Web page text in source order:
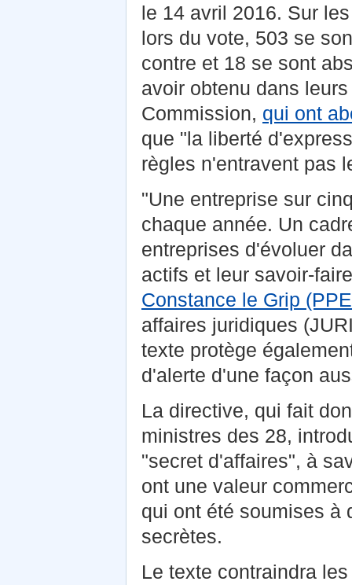
le 14 avril 2016. Sur
lors du vote, 503 se
contre et 18 se sont
avoir obtenu dans
Commission, qui ont
que "la liberté
règles n'entravent pas
"Une entreprise sur
chaque année. Un
entreprises d'évoluer
actifs et leur savoir-
Constance le Grip
affaires juridiques
texte protège
d'alerte d'une façon
La directive, qui fait
ministres des 28,
"secret d'affaires", à
ont une valeur
qui ont été soumises à
secrètes.
Le texte contraindra